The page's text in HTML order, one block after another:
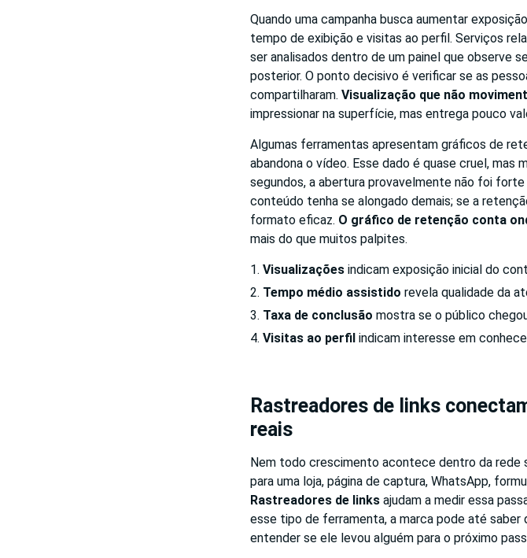
Quando uma campanha busca aumentar
tempo de exibição e visitas ao perfil. Serviços
ser analisados dentro de um painel que observe
posterior. O ponto decisivo é verificar se as
compartilharam. Visualização que não
impressionar na superfície, mas entrega pouco
Algumas ferramentas apresentam gráficos de
abandona o vídeo. Esse dado é quase cruel, mas
segundos, a abertura provavelmente não foi
conteúdo tenha se alongado demais; se a
formato eficaz. O gráfico de retenção conta
mais do que muitos palpites.
Visualizações indicam exposição inicial do
Tempo médio assistido revela qualidade da
Taxa de conclusão mostra se o público
Visitas ao perfil indicam interesse em
Rastreadores de links
reais
Nem todo crescimento acontece dentro da rede
para uma loja, página de captura, WhatsApp,
Rastreadores de links ajudam a medir essa
esse tipo de ferramenta, a marca pode até
entender se ele levou alguém para o próximo